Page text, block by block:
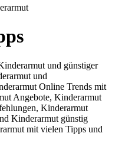
und günstiger
und
Online Trends mit
Angebote, Kinderarmut
Kinderarmut
Kinderarmut günstig
mit vielen Tipps und